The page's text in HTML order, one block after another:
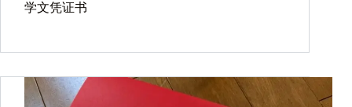
学文凭证书